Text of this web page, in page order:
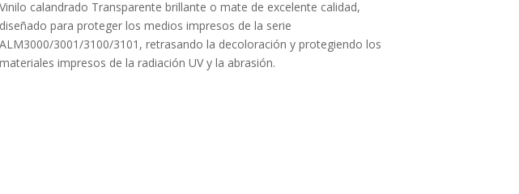
Vinilo calandrado Transparente brillante o mate de excelente calidad,
diseñado para proteger los medios impresos de la serie
ALM3000/3001/3100/3101, retrasando la decoloración y protegiendo los
materiales impresos de la radiación UV y la abrasión.